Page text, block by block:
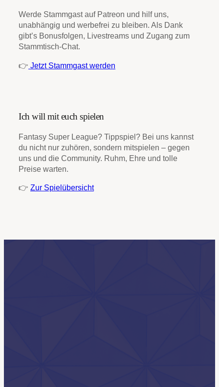
Werde Stammgast auf Patreon und hilf uns,
unabhängig und werbefrei zu bleiben. Als Dank
gibt’s Bonusfolgen, Livestreams und Zugang zum
Stammtisch-Chat.
👉 Jetzt Stammgast werden
Ich will mit euch spielen
Fantasy Super League? Tippspiel? Bei uns kannst
du nicht nur zuhören, sondern mitspielen – gegen
uns und die Community. Ruhm, Ehre und tolle
Preise warten.
👉 Zur Spielübersicht